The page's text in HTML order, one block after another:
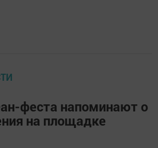
феста напоминают о
на площадке